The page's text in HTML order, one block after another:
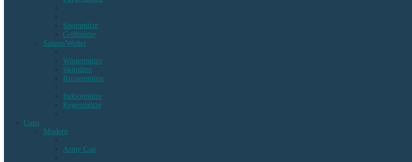
Sportmütze
Golfmütze
Saison/Wetter
Wintermütze
Skimütze
Russenmütze
Indoormütze
Regenmütze
Caps
Modern
Army Cap